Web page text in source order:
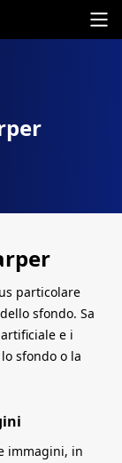
particolare
sfondo. Sa
e i
sfondo o la
immagini, in